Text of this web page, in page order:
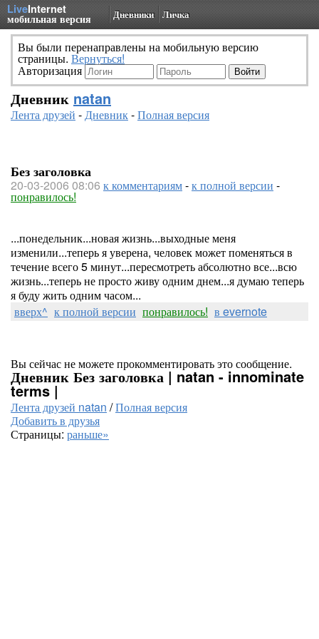
LiveInternet
мобильная версия Дневники Личка
Вы были перенаправлены на мобильную версию
страницы. Вернуться!
Авторизация
Дневник natan
Лента друзей -Дневник-Полная версия
Без заголовка
20-03-2006 08:06 к комментариям-к полной версии -
понравилось!
...понедельник...новая жизнь...выходные меня
изменили...теперь я уверена, человек может поменяться в
течение всего 5 минут...пересмотреть абсолютно все...всю
жизнь...теперь не просто живу одним днем...я думаю теперь
я буду жить одним часом...
вверх^ к полной версии понравилось! в evernote
Вы сейчас не можете прокомментировать это сообщение.
Дневник Без заголовка | natan - innominate
terms |
Лента друзей natan /Полная версия
Добавить в друзья
Страницы: раньше»